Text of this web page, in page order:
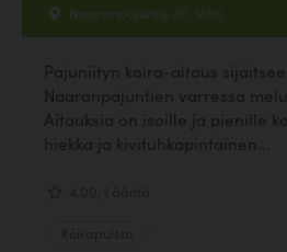
Naaranpajuntie 30, Vihti
Pajuniityn koira-aitaus sijaitsee
Naaranpajuntien varressa
Aitauksia on isoille ja pienille
hiekka ja kivituhkapintainen...